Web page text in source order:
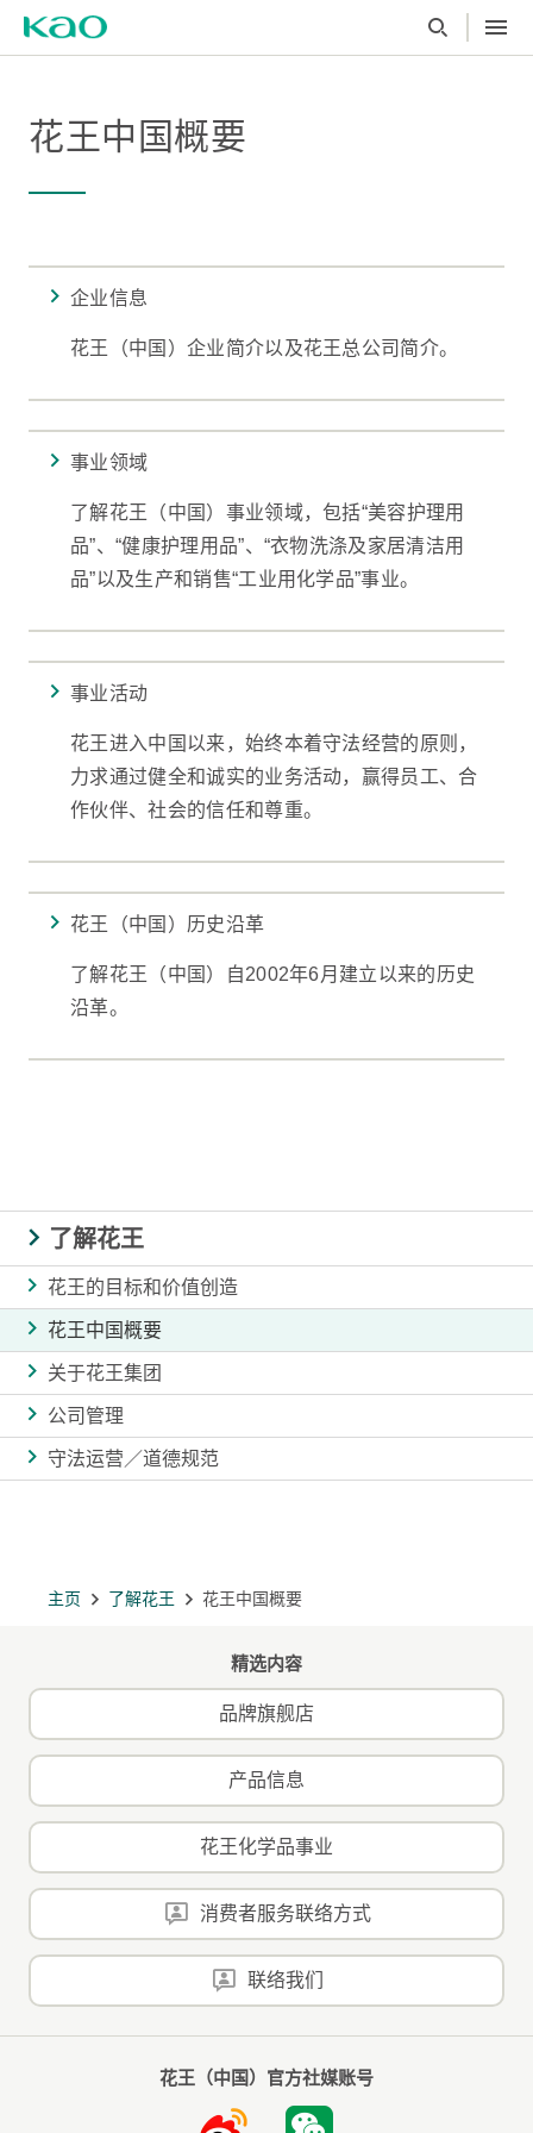
花王中国概要
企业信息
花王（中国）企业简介以及花王总公司简介。
事业领域
了解花王（中国）事业领域，包括“美容护理用
品”、“健康护理用品”、“衣物洗涤及家居清洁用
品”以及生产和销售“工业用化学品”事业。
事业活动
花王进入中国以来，始终本着守法经营的原则，
力求通过健全和诚实的业务活动，赢得员工、合
作伙伴、社会的信任和尊重。
花王（中国）历史沿革
了解花王（中国）自2002年6月建立以来的历史
沿革。
了解花王
花王的目标和价值创造
花王中国概要
关于花王集团
公司管理
守法运营／道德规范
主页 了解花王 花王中国概要
精选内容
品牌旗舰店
产品信息
花王化学品事业
消费者服务联络方式
联络我们
花王（中国）官方社媒账号